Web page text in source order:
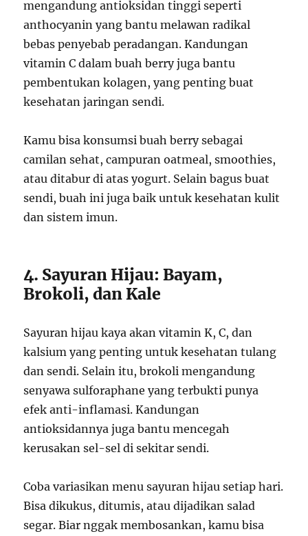
mengandung antioksidan tinggi seperti
anthocyanin yang bantu melawan radikal
bebas penyebab peradangan. Kandungan
vitamin C dalam buah berry juga bantu
pembentukan kolagen, yang penting buat
kesehatan jaringan sendi.
Kamu bisa konsumsi buah berry sebagai
camilan sehat, campuran oatmeal, smoothies,
atau ditabur di atas yogurt. Selain bagus buat
sendi, buah ini juga baik untuk kesehatan kulit
dan sistem imun.
4. Sayuran Hijau: Bayam,
Brokoli, dan Kale
Sayuran hijau kaya akan vitamin K, C, dan
kalsium yang penting untuk kesehatan tulang
dan sendi. Selain itu, brokoli mengandung
senyawa sulforaphane yang terbukti punya
efek anti-inflamasi. Kandungan
antioksidannya juga bantu mencegah
kerusakan sel-sel di sekitar sendi.
Coba variasikan menu sayuran hijau setiap hari.
Bisa dikukus, ditumis, atau dijadikan salad
segar. Biar nggak membosankan, kamu bisa